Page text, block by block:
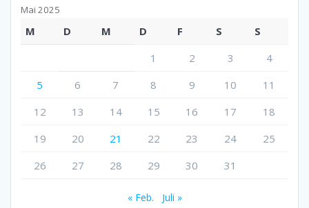
Mai 2025
M D M D F S
S
1
2 3
4
5
6 7 8 9 10
11
12
13 14 15 16 17
18
19
20 21 22 23 24
25
26
27 28 29 30 31
« Feb. Juli »